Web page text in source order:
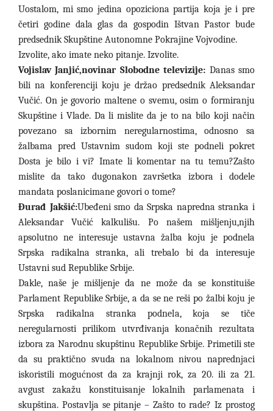
Uostalom, mi smo jedina opoziciona partija koja je i pre
četiri godine dala glas da gospodin Ištvan Pastor bude
predsednik Skupštine Autonomne Pokrajine Vojvodine.
Izvolite, ako imate neko pitanje. Izvolite.
Vojislav Janjić,novinar Slobodne televizije: Danas smo
bili na konferenciji koju je držao predsednik Aleksandar
Vučić. On je govorio maltene o svemu, osim o formiranju
Skupštine i Vlade. Da li mislite da je to na bilo koji način
povezano sa izbornim neregularnostima, odnosno sa
žalbama pred Ustavnim sudom koji ste podneli pokret
Dosta je bilo i vi? Imate li komentar na tu temu?Zašto
mislite da tako dugonakon završetka izbora i dodele
mandata poslanicimane govori o tome?
Đurađ Jakšić:Ubeđeni smo da Srpska napredna stranka i
Aleksandar Vučić kalkulišu. Po našem mišljenju,njih
apsolutno ne interesuje ustavna žalba koju je podnela
Srpska radikalna stranka, ali trebalo bi da interesuje
Ustavni sud Republike Srbije.
Dakle, naše je mišljenje da ne može da se konstituiše
Parlament Republike Srbije, a da se ne reši po žalbi koju je
Srpska radikalna stranka podnela, koja se tiče
neregularnosti prilikom utvrđivanja konačnih rezultata
izbora za Narodnu skupštinu Republike Srbije. Primetili ste
da su praktično svuda na lokalnom nivou naprednjaci
iskoristili mogućnost da za krajnji rok, za 20. ili za 21.
avgust zakažu konstituisanje lokalnih parlamenata i
skupština. Postavlja se pitanje – Zašto to rade? Iz prostog